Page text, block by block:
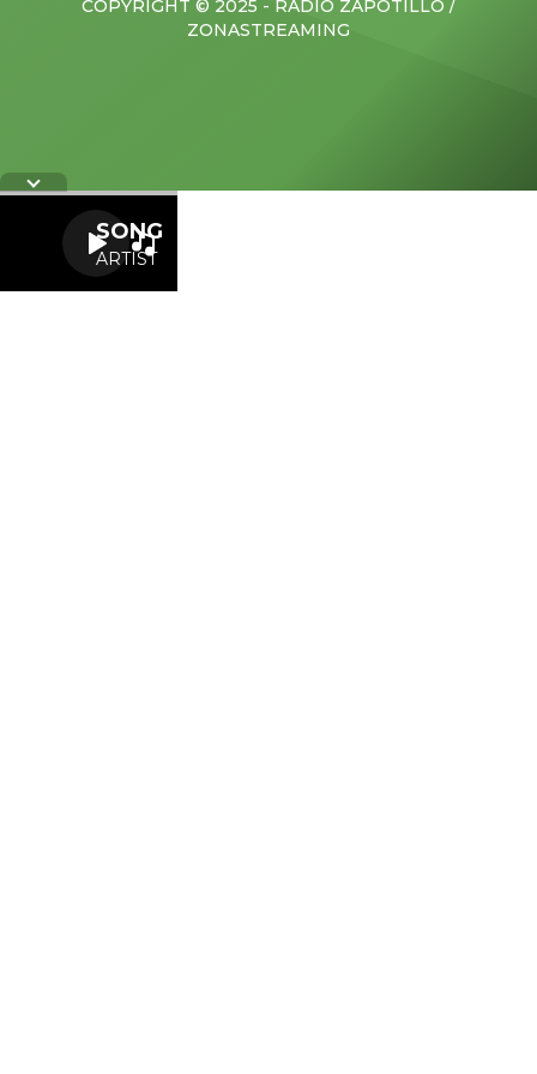
COPYRIGHT © 2025 - RADIO ZAPOTILLO /
ZONASTREAMING
SONG
ARTIST
Letra